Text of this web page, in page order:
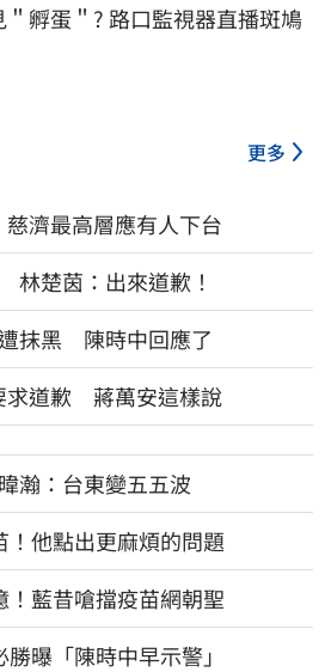
＂孵蛋＂? 路口監視器直播斑鳩
更多
濟最高層應有人下台
楚茵：出來道歉！
抹黑 陳時中回應了
求道歉 蔣萬安這樣說
瀚：台東變五五波
他點出更麻煩的問題
藍昔嗆擋疫苗網朝聖
曝「陳時中早示警」